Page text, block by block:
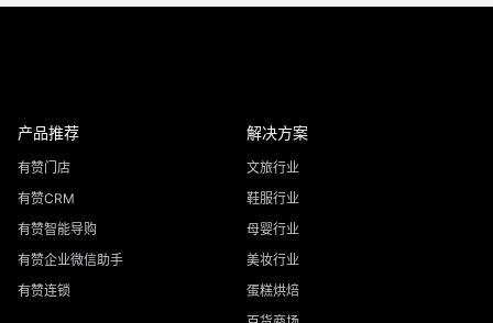
产品推荐
有赞门店
有赞CRM
有赞智能导购
有赞企业微信助手
有赞连锁
解决方案
文旅行业
鞋服行业
母婴行业
美妆行业
蛋糕烘焙